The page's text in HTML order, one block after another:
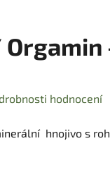
hodnocení
hnojivo s